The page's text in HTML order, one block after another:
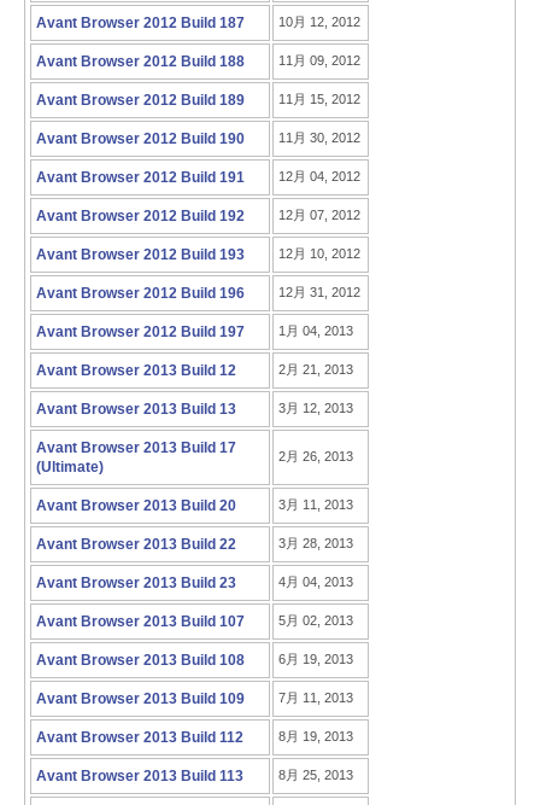
Avant Browser 2012 Build 187 10月 12, 2012
Avant Browser 2012 Build 188 11月 09, 2012
Avant Browser 2012 Build 189 11月 15, 2012
Avant Browser 2012 Build 190 11月 30, 2012
Avant Browser 2012 Build 191 12月 04, 2012
Avant Browser 2012 Build 192 12月 07, 2012
Avant Browser 2012 Build 193 12月 10, 2012
Avant Browser 2012 Build 196 12月 31, 2012
Avant Browser 2012 Build 197 1月 04, 2013
Avant Browser 2013 Build 12 2月 21, 2013
Avant Browser 2013 Build 13 3月 12, 2013
Avant Browser 2013 Build 17
(Ultimate)
2月 26, 2013
Avant Browser 2013 Build 20 3月 11, 2013
Avant Browser 2013 Build 22 3月 28, 2013
Avant Browser 2013 Build 23 4月 04, 2013
Avant Browser 2013 Build 107 5月 02, 2013
Avant Browser 2013 Build 108 6月 19, 2013
Avant Browser 2013 Build 109 7月 11, 2013
Avant Browser 2013 Build 112 8月 19, 2013
Avant Browser 2013 Build 113 8月 25, 2013